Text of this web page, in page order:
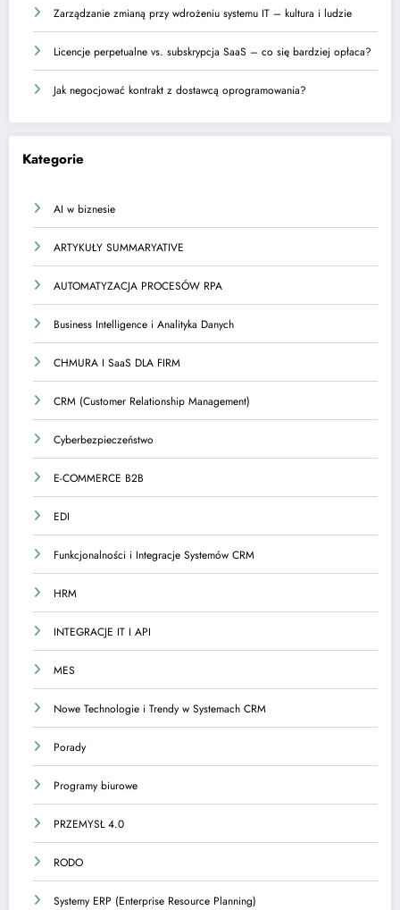
Zarządzanie zmianą przy wdrożeniu systemu IT – kultura i ludzie
Licencje perpetualne vs. subskrypcja SaaS – co się bardziej opłaca?
Jak negocjować kontrakt z dostawcą oprogramowania?
Kategorie
AI w biznesie
ARTYKUŁY SUMMARYATIVE
AUTOMATYZACJA PROCESÓW RPA
Business Intelligence i Analityka Danych
CHMURA I SaaS DLA FIRM
CRM (Customer Relationship Management)
Cyberbezpieczeństwo
E-COMMERCE B2B
EDI
Funkcjonalności i Integracje Systemów CRM
HRM
INTEGRACJE IT I API
MES
Nowe Technologie i Trendy w Systemach CRM
Porady
Programy biurowe
PRZEMYSŁ 4.0
RODO
Systemy ERP (Enterprise Resource Planning)